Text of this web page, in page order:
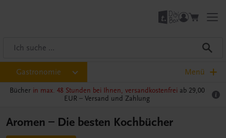
Gastronomie Menü
Bücher in max. 48 Stunden bei Ihnen, versandkostenfrei ab 29,00
EUR – Versand und Zahlung
Aromen – Die besten Kochbücher